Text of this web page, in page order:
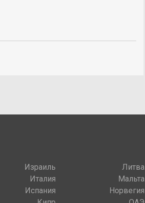
Израиль
Италия
Испания
Литва
Мальта
Норвегия